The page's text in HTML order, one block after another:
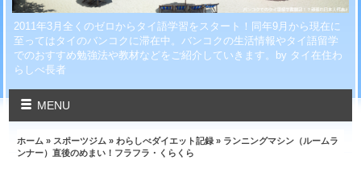
2011年3月全くのゼロからタイ語学習をスタート！同年9月から現在に
至ってはタイのバンコクに滞在中。バンコクの生活情報やタイ語留学
でのおすすめ勉強法や教材などをご紹介していきます。by タイ在住わ
らしべ長者
MENU
ホーム » スポーツジム »わらしべダイエット記録 » ランニングマシン（ルームラ
ンナー）直後のめまい！フラフラ・くらくら